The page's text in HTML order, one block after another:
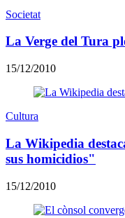
Societat
La Verge del Tura
15/12/2010
Cultura
La Wikipedia
sus homicidios"
15/12/2010